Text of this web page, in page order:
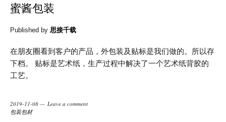
蜜酱包装
Published by 思接千载
在朋友圈看到客户的产品，外包装及贴标是我们做的。所以存
下档。 贴标是艺术纸，生产过程中解决了一个艺术纸背胶的
工艺。
2019-11-08
Leave a comment
包装包材